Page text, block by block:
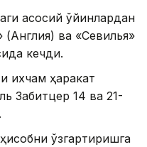
асосий ўйинлардан
ва «Севилья»
кечди.
ихчам ҳаракат
Забитцер 14 ва 21-
ўзгартиришга